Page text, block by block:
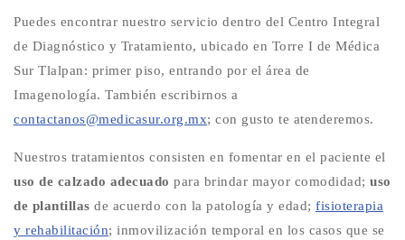
Puedes encontrar nuestro servicio dentro del Centro Integral
de Diagnóstico y Tratamiento, ubicado en Torre I de Médica
Sur Tlalpan: primer piso, entrando por el área de
Imagenología. También escribirnos a
contactanos@medicasur.org.mx; con gusto te atenderemos.
Nuestros tratamientos consisten en fomentar en el paciente el
uso de calzado adecuado para brindar mayor comodidad; uso
de plantillas de acuerdo con la patología y edad; fisioterapia
y rehabilitación; inmovilización temporal en los casos que se